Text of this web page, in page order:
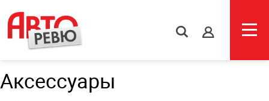
s
Аксессуары